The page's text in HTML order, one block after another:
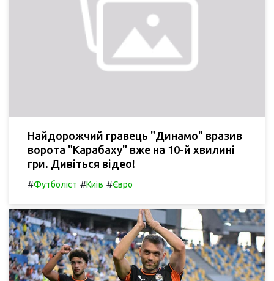
Найдорожчий гравець "Динамо" вразив
ворота "Карабаху" вже на 10-й хвилині
гри. Дивіться відео!
#Футболіст #Київ #Євро